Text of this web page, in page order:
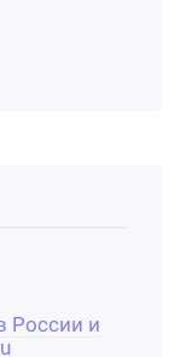
России и